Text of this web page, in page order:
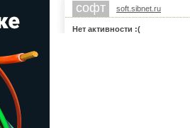
софт soft.sibnet.ru
Нет активности :(